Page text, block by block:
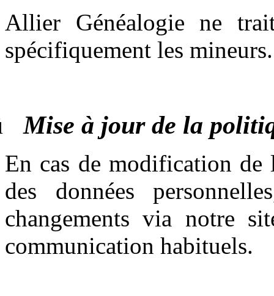
Allier Généalogie ne
spécifiquement les mineurs.
Mise à jour de la
En cas de modification de
des données
changements via notre
communication habituels.